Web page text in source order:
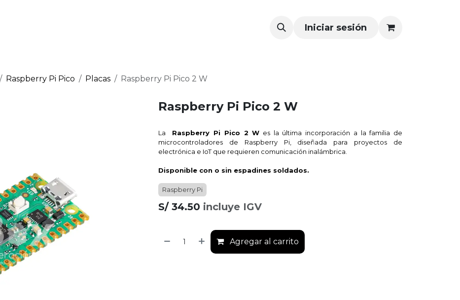
Iniciar sesión
Raspberry Pi Pico Placas Raspberry Pi Pico 2 W
Raspberry Pi Pico 2 W
La Raspberry Pi Pico 2 W es la última incorporación a la familia de
microcontroladores de Raspberry Pi, diseñada para proyectos de
electrónica e IoT que requieren comunicación inalámbrica.
Disponible con o sin espadines soldados.
Raspberry Pi
S/ 34.50 incluye IGV
Agregar al carrito